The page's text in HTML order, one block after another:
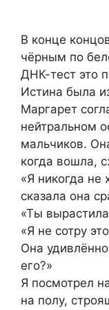
В конце
чёрным по
ДНК-тест это
Истина была
Маргарет
нейтральном
мальчиков.
когда вошла,
«Я никогда не
сказала она
«Ты
«Я не сотру
Она
его?»
Я посмотрел
на полу,